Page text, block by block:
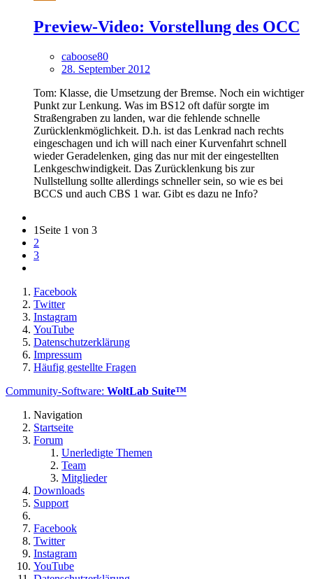
Preview-Video: Vorstellung des OCC
caboose80
28. September 2012
Tom: Klasse, die Umsetzung der Bremse. Noch ein wichtiger
Punkt zur Lenkung. Was im BS12 oft dafür sorgte im
Straßengraben zu landen, war die fehlende schnelle
Zurücklenkmöglichkeit. D.h. ist das Lenkrad nach rechts
eingeschagen und ich will nach einer Kurvenfahrt schnell
wieder Geradelenken, ging das nur mit der eingestellten
Lenkgeschwindigkeit. Das Zurücklenkung bis zur
Nullstellung sollte allerdings schneller sein, so wie es bei
BCCS und auch CBS 1 war. Gibt es dazu ne Info?
1 Seite 1 von 3
2
3
Facebook
Twitter
Instagram
YouTube
Datenschutzerklärung
Impressum
Häufig gestellte Fragen
Community-Software: WoltLab Suite™
Navigation
Startseite
Forum
Unerledigte Themen
Team
Mitglieder
Downloads
Support
Facebook
Twitter
Instagram
YouTube